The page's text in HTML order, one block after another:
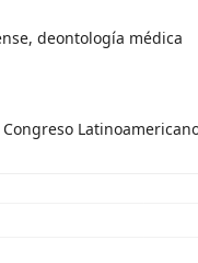
deontología médica